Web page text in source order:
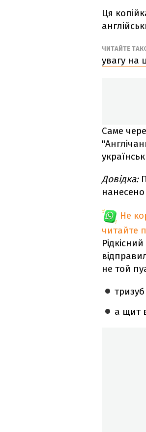
Ця
ЧИТАЙТЕ
увагу на
Саме
Довідка:
Не
читайте
не той
а щит